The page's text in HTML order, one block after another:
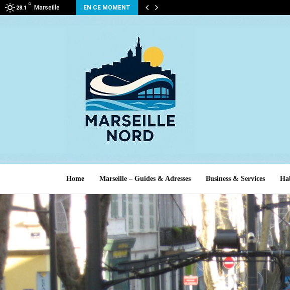
28.1
C
Marseille EN CE MOMENT
Home Marseille – Guides & Adresses Business & Services